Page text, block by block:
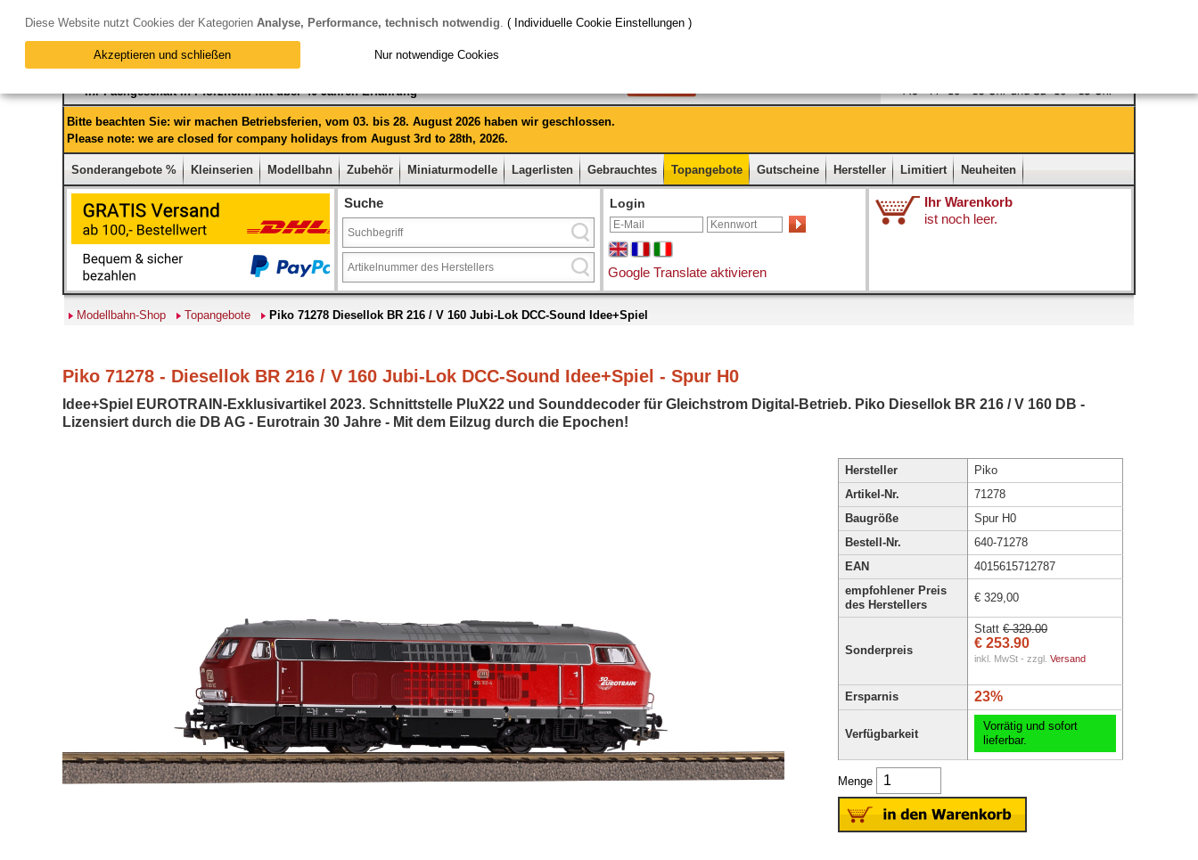
Ihr Fachgeschäft in Pforzheim mit über 40 Jahren Erfahrung
Bitte beachten Sie: wir machen Betriebsferien, vom 03. bis 28. August 2026 haben wir geschlossen.
Please note: we are closed for company holidays from August 3rd to 28th, 2026.
Sonderangebote % Kleinserien Modellbahn Zubehör Miniaturmodelle Lagerlisten Gebrauchtes Topangebote Gutscheine Hersteller Limitiert Neuheiten
Suche Login
Google Translate aktivieren
Ihr Warenkorb
ist noch leer.
Modellbahn-Shop Topangebote Piko 71278 Diesellok BR 216 / V 160 Jubi-Lok DCC-Sound Idee+Spiel
Piko 71278 - Diesellok BR 216 / V 160 Jubi-Lok DCC-Sound Idee+Spiel - Spur H0
Idee+Spiel EUROTRAIN-Exklusivartikel 2023. Schnittstelle PluX22 und Sounddecoder für Gleichstrom Digital-Betrieb. Piko Diesellok BR 216 / V 160 DB -
Lizensiert durch die DB AG - Eurotrain 30 Jahre - Mit dem Eilzug durch die Epochen!
Hersteller
Piko
Artikel-Nr.
71278
Baugröße
Spur H0
Bestell-Nr.
640-71278
EAN
4015615712787
empfohlener Preis
des Herstellers
€ 329,00
Sonderpreis
Statt € 329.00
€ 253.90
inkl. MwSt - zzgl. Versand
Ersparnis 23%
Verfügbarkeit
Vorrätig und sofort
lieferbar.
Menge
Diese Website nutzt Cookies der Kategorien Analyse, Performance, technisch notwendig. ( Individuelle Cookie Einstellungen )
Akzeptieren und schließen Nur notwendige Cookies